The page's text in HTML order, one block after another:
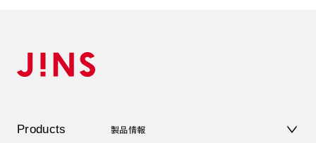
Products 製品情報